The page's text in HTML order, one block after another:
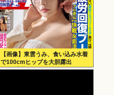
【画像】東雲うみ、食い込み水着
で100cmヒップを大胆露出
www「週刊SPA!」のグラビアオ